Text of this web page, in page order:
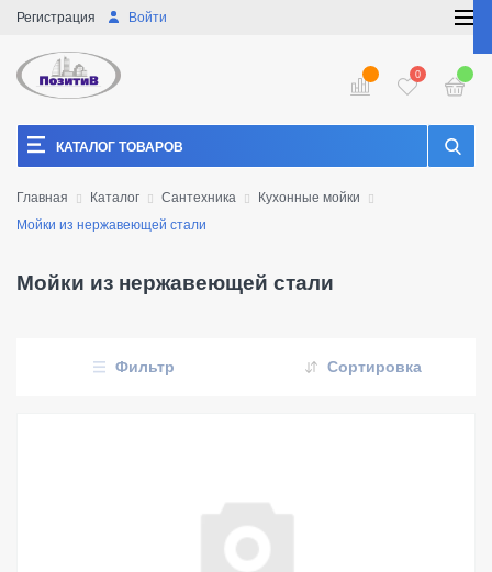
Войти
Регистрация
0
КАТАЛОГ ТОВАРОВ
Главная Каталог Сантехника
Кухонные мойки
Мойки из нержавеющей стали
Мойки из нержавеющей стали
Фильтр Сортировка